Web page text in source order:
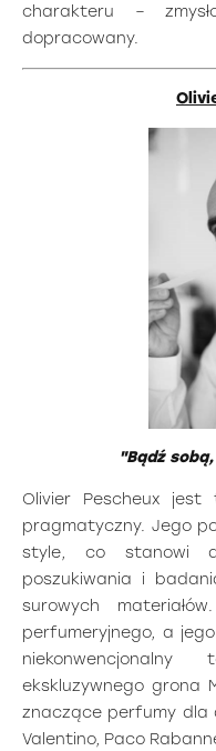
charakteru –
dopracowany.
"Bądź
Olivier Pescheux
pragmatyczny. Jego
style, co stanowi
poszukiwania i
surowych
perfumeryjnego, a
ekskluzywnego grona
znaczące perfumy dla
Valentino, Paco